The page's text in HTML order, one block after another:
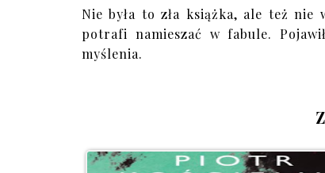
Nie była to zła książka, ale też nie
potrafi namieszać w fabule.
myślenia.